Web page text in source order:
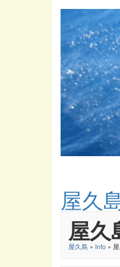
屋久
屋久
屋久島 » Info »